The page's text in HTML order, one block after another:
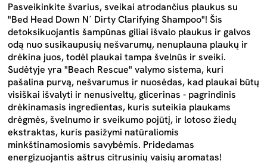
Pasveikinkite švarius, sveikai atrodančius plaukus su
"Bed Head Down N´ Dirty Clarifying Shampoo"! Šis
detoksikuojantis šampūnas giliai išvalo plaukus ir galvos
odą nuo susikaupusių nešvarumų, nenuplauna plaukų ir
drėkina juos, todėl plaukai tampa švelnūs ir sveiki.
Sudėtyje yra "Beach Rescue" valymo sistema, kuri
pašalina purvą, nešvarumus ir nuosėdas, kad plaukai būtų
visiškai išvalyti ir nenusiveltų, glicerinas - pagrindinis
drėkinamasis ingredientas, kuris suteikia plaukams
drėgmės, švelnumo ir sveikumo pojūtį, ir lotoso žiedų
ekstraktas, kuris pasižymi natūraliomis
minkštinamosiomis savybėmis. Pridedamas
energizuojantis aštrus citrusinių vaisių aromatas!